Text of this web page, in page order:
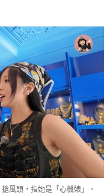
風頭，指她是「心機婊」，